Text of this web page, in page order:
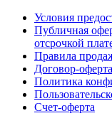
Условия
Публичная
отсрочкой
Правила
Договор-
Политика
Счет-оферта